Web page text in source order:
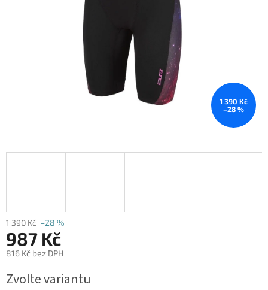
1 390 Kč
–28 %
1 390 Kč –28 %
987 Kč
816 Kč bez DPH
cena:
Zvolte variantu